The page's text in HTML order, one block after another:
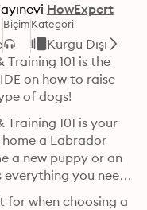
HowExpert
BiçimKategori
Kurgu Dışı
101 is the
on how to raise
of dogs!
101 is your
a Labrador
a new puppy or an
you need
when choosing a